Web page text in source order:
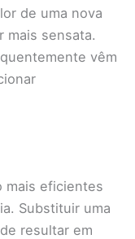
de uma nova
mais sensata.
vêm
mais eficientes
Substituir uma
resultar em